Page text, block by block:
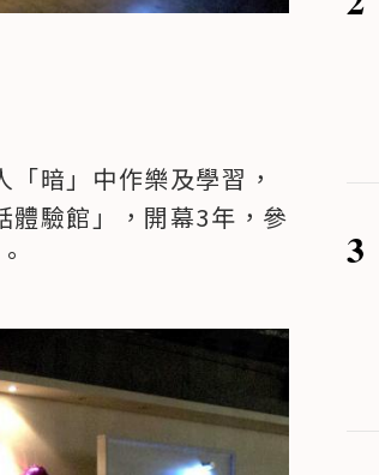
暗」中作樂及學習，
體驗館」，開幕3年，參
3